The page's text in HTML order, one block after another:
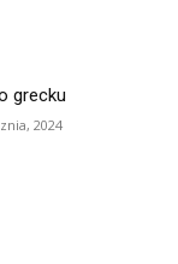
grecku
2024